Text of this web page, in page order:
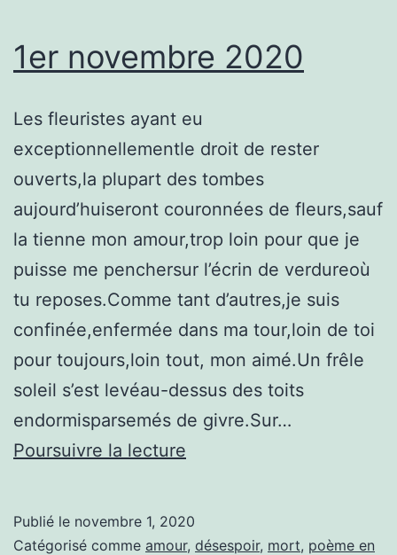
1er novembre 2020
Les fleuristes ayant eu
exceptionnellementle droit de rester
ouverts,la plupart des tombes
aujourd’huiseront couronnées de fleurs,sauf
la tienne mon amour,trop loin pour que je
puisse me penchersur l’écrin de verdureoù
tu reposes.Comme tant d’autres,je suis
confinée,enfermée dans ma tour,loin de toi
pour toujours,loin tout, mon aimé.Un frêle
soleil s’est levéau-dessus des toits
endormisparsemés de givre.Sur…
Poursuivre la lecture
Publié le novembre 1, 2020
Catégorisé comme amour, désespoir, mort, poème en